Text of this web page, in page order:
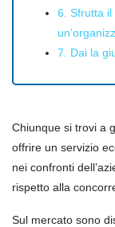
6. Sfrutta
7. Dai la
Chiunque si trovi a
offrire un servizio
nei confronti
rispetto alla
Sul mercato sono